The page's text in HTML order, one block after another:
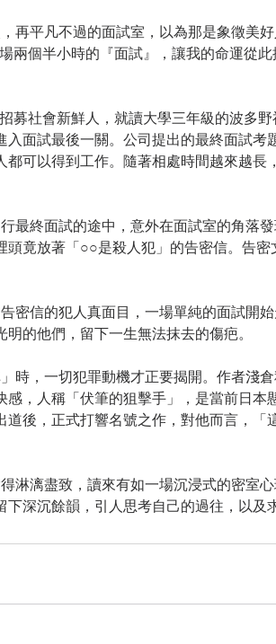
兩個半小時的『面試』，讓我的命運從
面試最後一關。公司提出的最終面試考
可以得到工作。隨著相處時間越來越長
頭竟放著「○○是殺人犯」的告密信。告
的他們，留下一生無法抹去的傷疤。
，人稱「伏筆的狙擊手」，是當前日本
後，正式打響名號之作，對他而言，「
深沉餘韻，引人思考自己的過往，以及